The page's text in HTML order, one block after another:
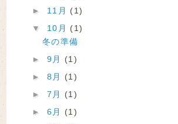
► 11月 (1)
▼ 10月 (1)
冬の準備
► 9月 (1)
► 8月 (1)
► 7月 (1)
► 6月 (1)